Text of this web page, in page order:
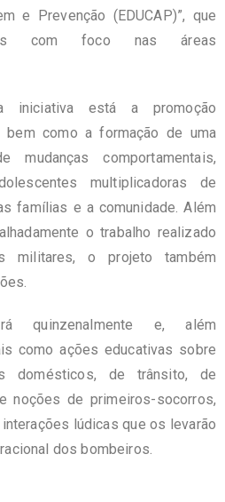
e Prevenção (EDUCAP)”, que
com foco nas áreas
iniciativa está a promoção
como a formação de uma
comportamentais,
multiplicadoras de
famílias e a comunidade. Além
o trabalho realizado
militares, o projeto também
quinzenalmente e, além
como ações educativas sobre
domésticos, de trânsito, de
noções de primeiros-socorros,
lúdicas que os levarão
dos bombeiros.